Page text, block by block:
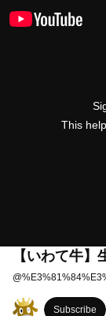
This
【いわて牛
@
Subscribe